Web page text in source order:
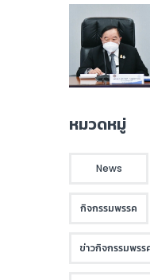
หมวดหมู่
News
กิจกรรมพรรค
ข่าวกิจกรรมพรร